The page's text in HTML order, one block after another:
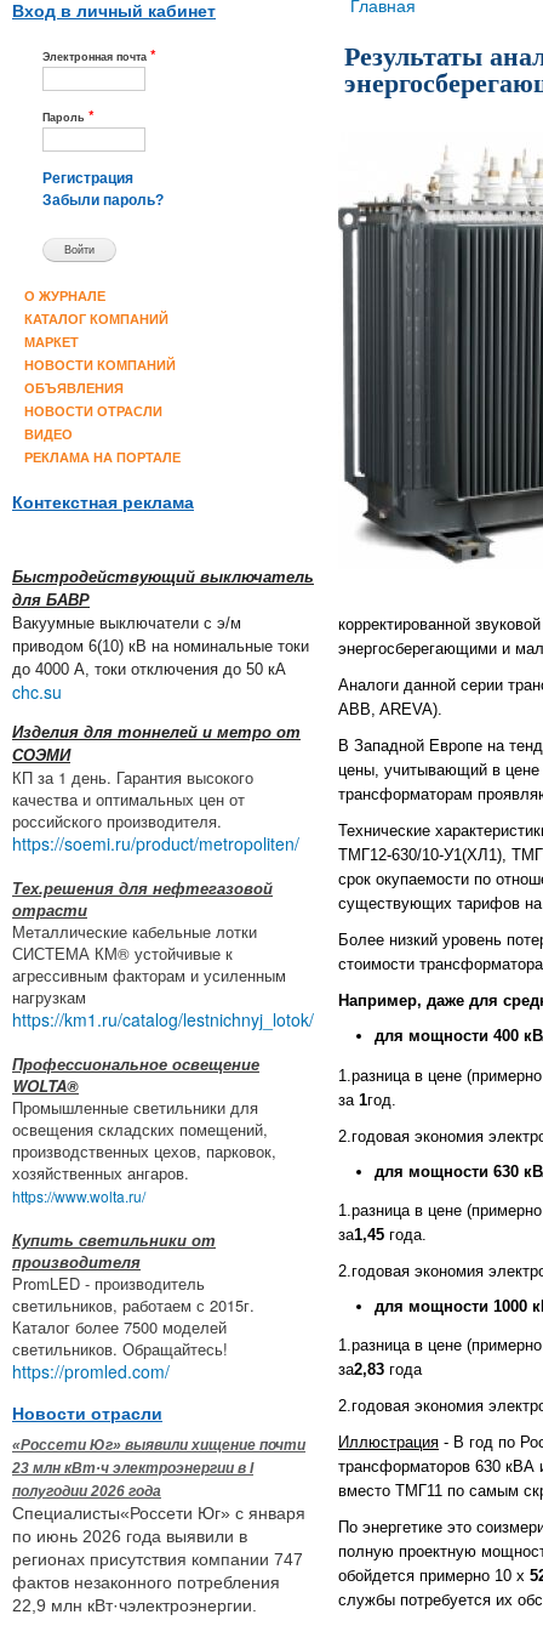
Вход в личный кабинет
Электронная почта *
Пароль *
Регистрация
Забыли пароль?
О ЖУРНАЛЕ
КАТАЛОГ КОМПАНИЙ
МАРКЕТ
НОВОСТИ КОМПАНИЙ
ОБЪЯВЛЕНИЯ
НОВОСТИ ОТРАСЛИ
ВИДЕО
РЕКЛАМА НА ПОРТАЛЕ
Контекстная реклама
Быстродействующий выключатель
для БАВР
Вакуумные выключатели с э/м
приводом 6(10) кВ на номинальные токи
до 4000 А, токи отключения до 50 кА
chc.su
Изделия для тоннелей и метро от
СОЭМИ
КП за 1 день. Гарантия высокого
качества и оптимальных цен от
российского производителя.
https://soemi.ru/product/metropoliten/
Тех.решения для нефтегазовой
отрасти
Металлические кабельные лотки
СИСТЕМА КМ® устойчивые к
агрессивным факторам и усиленным
нагрузкам
https://km1.ru/catalog/lestnichnyj_lotok/
Профессиональное освещение
WOLTA®
Промышленные светильники для
освещения складских помещений,
производственных цехов, парковок,
хозяйственных ангаров.
https://www.wolta.ru/
Купить светильники от
производителя
PromLED - производитель
светильников, работаем с 2015г.
Каталог более 7500 моделей
светильников. Обращайтесь!
https://promled.com/
Новости отрасли
«Россети Юг» выявили хищение почти
23 млн кВт·ч электроэнергии в I
полугодии 2026 года
Специалисты«Россети Юг» с января
по июнь 2026 года выявили в
регионах присутствия компании 747
фактов незаконного потребления
22,9 млн кВт·чэлектроэнергии.
Вы здесь
Главная
Результаты
корректированной
энергосберегающими и
Аналоги данной серии
ABB, AREVA).
В Западной Европе на
цены, учитывающий в цене
трансформаторам
Технические
ТМГ12-630/10-У1(ХЛ1),
срок окупаемости по
существующих тарифов на
Более низкий уровень
стоимости
Например, даже для
для мощности 400
1.разница в цене
за 1год.
2.годовая экономия
для мощности 630
1.разница в цене
за1,45 года.
2.годовая экономия
для мощности 1000
1.разница в цене
за2,83 года
2.годовая экономия
Иллюстрация - В год по
трансформаторов 630 кВА
вместо ТМГ11 по самым
По энергетике это
полную проектную
обойдется примерно 10 х
службы потребуется их